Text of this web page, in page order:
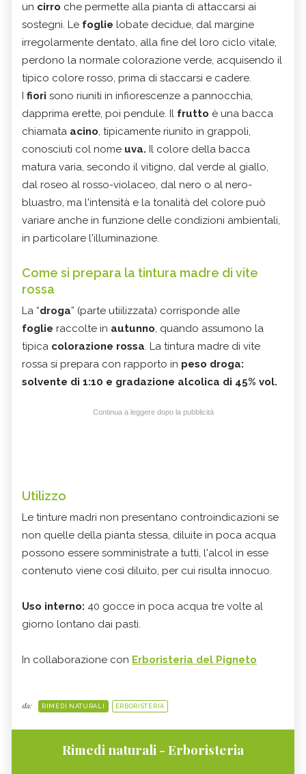
un cirro che permette alla pianta di attaccarsi ai
sostegni. Le foglie lobate decidue, dal margine
irregolarmente dentato, alla fine del loro ciclo vitale,
perdono la normale colorazione verde, acquisendo il
tipico colore rosso, prima di staccarsi e cadere.
I fiori sono riuniti in infiorescenze a pannocchia,
dapprima erette, poi pendule. Il frutto è una bacca
chiamata acino, tipicamente riunito in grappoli,
conosciuti col nome uva. Il colore della bacca
matura varia, secondo il vitigno, dal verde al giallo,
dal roseo al rosso-violaceo, dal nero o al nero-
bluastro, ma l'intensità e la tonalità del colore può
variare anche in funzione delle condizioni ambientali,
in particolare l'illuminazione.
Come si prepara la tintura madre di vite
rossa
La “droga” (parte utiilizzata) corrisponde alle
foglie raccolte in autunno, quando assumono la
tipica colorazione rossa. La tintura madre di vite
rossa si prepara con rapporto in peso droga:
solvente di 1:10 e gradazione alcolica di 45% vol.
Continua a leggere dopo la pubblicità
Utilizzo
Le tinture madri non presentano controindicazioni se
non quelle della pianta stessa, diluite in poca acqua
possono essere somministrate a tutti, l'alcol in esse
contenuto viene così diluito, per cui risulta innocuo.
Uso interno: 40 gocce in poca acqua tre volte al
giorno lontano dai pasti.
In collaborazione con Erboristeria del Pigneto
da: RIMEDI NATURALI ERBORISTERIA
Rimedi naturali - Erboristeria